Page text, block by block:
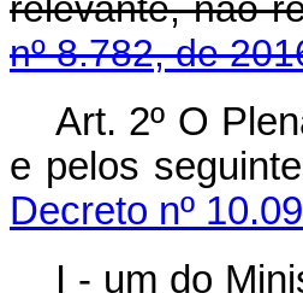
nº 8.782, de
Art. 2º O
e pelos
Decreto nº
I - um do